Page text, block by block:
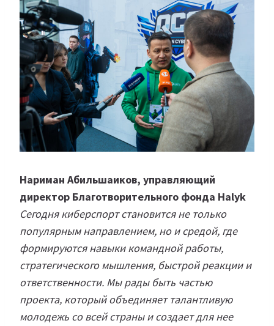
Нариман Абильшаиков, управляющий
директор Благотворительного фонда Halyk
Сегодня киберспорт становится не только
популярным направлением, но и средой, где
формируются навыки командной работы,
стратегического мышления, быстрой реакции и
ответственности. Мы рады быть частью
проекта, который объединяет талантливую
молодежь со всей страны и создает для нее